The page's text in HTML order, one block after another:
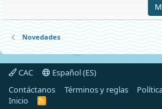
Novedades
CAC
Español (ES)
Contáctanos
Términos y reglas
Inicio
R